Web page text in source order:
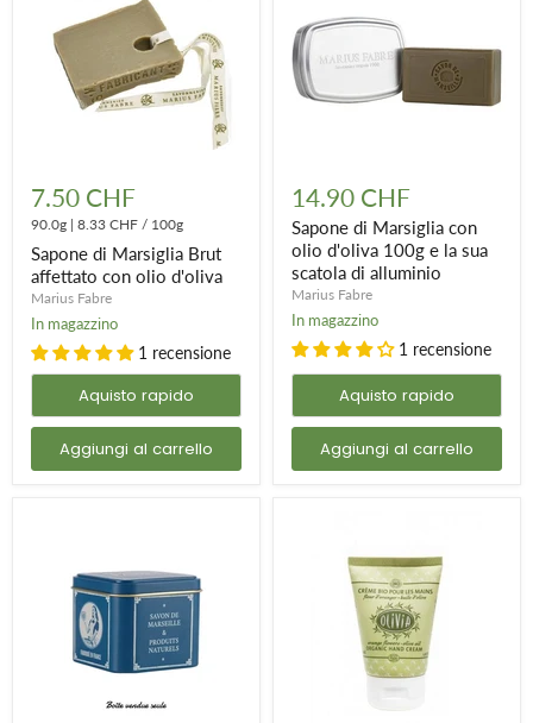
di
Marsiglia
Brut
affettato
con
olio
d'oliva
7.50 CHF
90.0g | 8.33 CHF / 100g
Sapone di Marsiglia Brut
affettato con olio d'oliva
Marius Fabre
In magazzino
1 recensione
Aquisto rapido
Aggiungi al carrello
di
Marsiglia
con
olio
d'oliva
100g
e
la
sua
scatola
di
alluminio
14.90 CHF
Sapone di Marsiglia con
olio d'oliva 100g e la sua
scatola di alluminio
Marius Fabre
In magazzino
1 recensione
Aquisto rapido
Aggiungi al carrello